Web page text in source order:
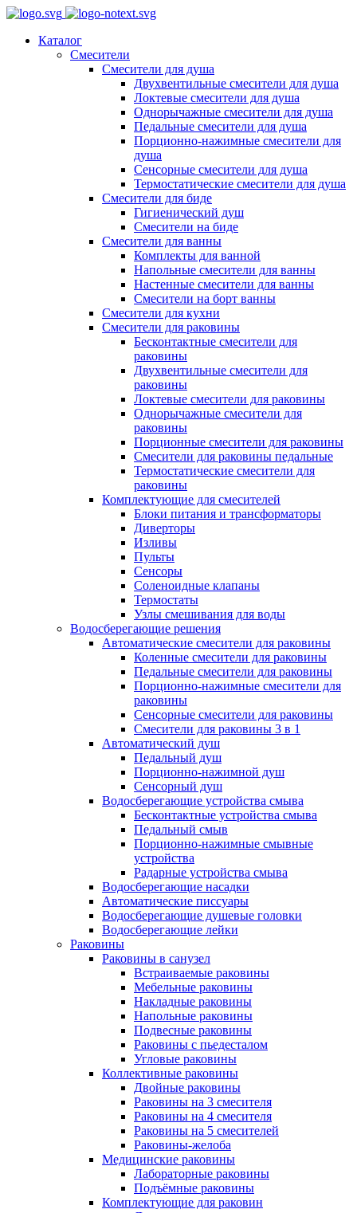
Каталог
Смесители
Смесители для душа
Двухвентильные смесители для душа
Локтевые смесители для душа
Однорычажные смесители для душа
Педальные смесители для душа
Порционно-нажимные смесители для
душа
Сенсорные смесители для душа
Термостатические смесители для душа
Смесители для биде
Гигиенический душ
Смесители на биде
Смесители для ванны
Комплекты для ванной
Напольные смесители для ванны
Настенные смесители для ванны
Смесители на борт ванны
Смесители для кухни
Смесители для раковины
Бесконтактные смесители для
раковины
Двухвентильные смесители для
раковины
Локтевые смесители для раковины
Однорычажные смесители для
раковины
Порционные смесители для раковины
Смесители для раковины педальные
Термостатические смесители для
раковины
Комплектующие для смесителей
Блоки питания и трансформаторы
Диверторы
Изливы
Пульты
Сенсоры
Соленоидные клапаны
Термостаты
Узлы смешивания для воды
Водосберегающие решения
Автоматические смесители для раковины
Коленные смесители для раковины
Педальные смесители для раковины
Порционно-нажимные смесители для
раковины
Сенсорные смесители для раковины
Смесители для раковины 3 в 1
Автоматический душ
Педальный душ
Порционно-нажимной душ
Сенсорный душ
Водосберегающие устройства смыва
Бесконтактные устройства смыва
Педальный смыв
Порционно-нажимные смывные
устройства
Радарные устройства смыва
Водосберегающие насадки
Автоматические писсуары
Водосберегающие душевые головки
Водосберегающие лейки
Раковины
Раковины в санузел
Встраиваемые раковины
Мебельные раковины
Накладные раковины
Напольные раковины
Подвесные раковины
Раковины с пьедесталом
Угловые раковины
Коллективные раковины
Двойные раковины
Раковины на 3 смесителя
Раковины на 4 смесителя
Раковины на 5 смесителей
Раковины-желоба
Медицинские раковины
Лабораторные раковины
Подъёмные раковины
Комплектующие для раковин